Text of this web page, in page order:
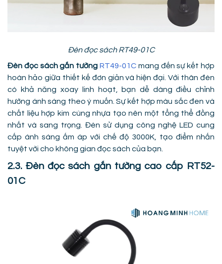
Đèn đọc sách RT49-01C
Đèn đọc sách gắn tường RT49-01C mang đến sự kết hợp
hoàn hảo giữa thiết kế đơn giản và hiện đại. Với thân đèn
có khả năng xoay linh hoạt, bạn dễ dàng điều chỉnh
hướng ánh sáng theo ý muốn. Sự kết hợp màu sắc đen và
chất liệu hợp kim cùng nhựa tạo nên một tổng thể đồng
nhất và sang trọng. Đèn sử dụng công nghệ LED cung
cấp ánh sáng ấm áp với chế độ 3000K, tạo điểm nhấn
tuyệt vời cho không gian đọc sách của bạn.
2.3. Đèn đọc sách gắn tường cao cấp RT52-
01C